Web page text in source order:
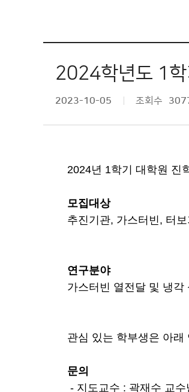
2024학년도 1학
2023-10-05 조회수
2024년 1학기 대학원 진
모집대상
추진기관, 가스터빈, 터
연구분야
가스터빈 열전달 및 냉각
관심 있는 학부생은 아래
문의
- 지도교수 : 곽재수 교수